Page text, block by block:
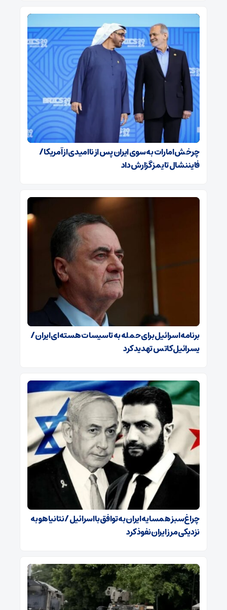
چرخش امارات به سوی ایران پس از ناامیدی از آمریکا /
فایننشال تایمز گزارش داد
برنامه اسرائیل برای حمله به تاسیسات هسته‌ای ایران /
یسرائیل کاتس تهدید کرد
چراغ‌سبز همسایه ایران به توافق با اسرائیل / نتانیاهو به
نزدیکی مرز ایران نفوذ کرد